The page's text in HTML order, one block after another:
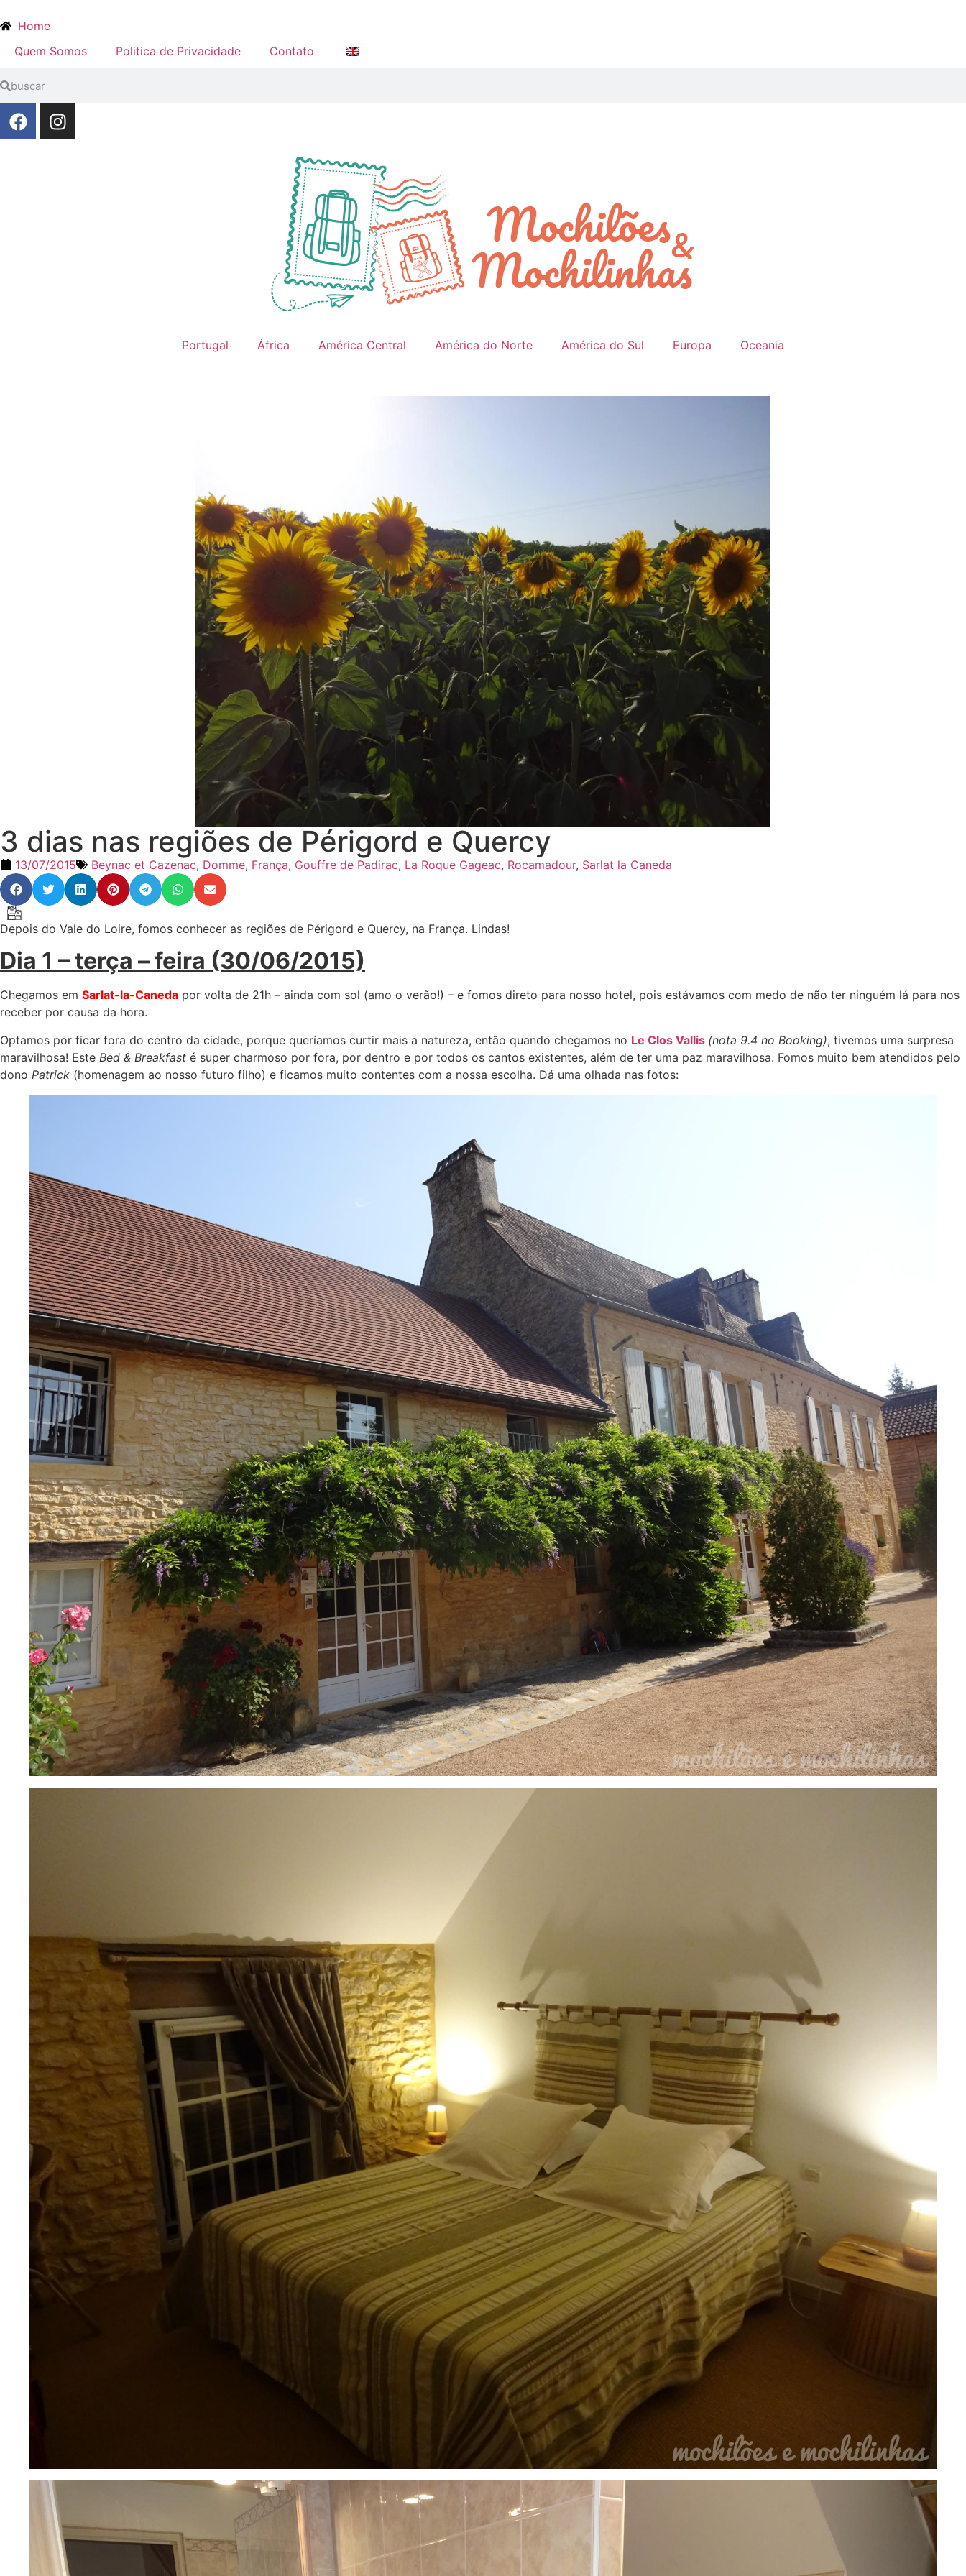
Home
Quem Somos
Politica de Privacidade Contato
Portugal África América Central América do Norte América do Sul Europa Oceania
3 dias nas regiões de Périgord e Quercy
13/07/2015 Beynac et Cazenac, Domme, França, Gouffre de Padirac, La Roque Gageac, Rocamadour, Sarlat la Caneda
Depois do Vale do Loire, fomos conhecer as regiões de Périgord e Quercy, na França. Lindas!
Dia 1 – terça – feira (30/06/2015)
Chegamos em Sarlat-la-Caneda por volta de 21h – ainda com sol (amo o verão!) – e fomos direto para nosso hotel, pois estávamos com medo de não ter ninguém lá para nos
receber por causa da hora.
Optamos por ficar fora do centro da cidade, porque queríamos curtir mais a natureza, então quando chegamos no Le Clos Vallis (nota 9.4 no Booking), tivemos uma surpresa
maravilhosa! Este Bed & Breakfast é super charmoso por fora, por dentro e por todos os cantos existentes, além de ter uma paz maravilhosa. Fomos muito bem atendidos pelo
dono Patrick (homenagem ao nosso futuro filho) e ficamos muito contentes com a nossa escolha. Dá uma olhada nas fotos: